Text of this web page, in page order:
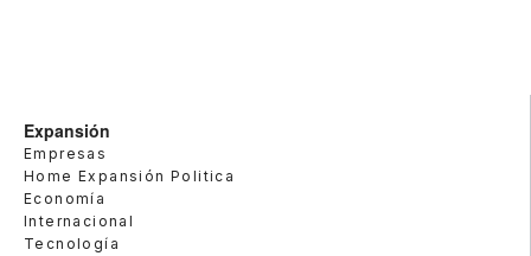
Expansión
Empresas
Home Expansión Politica
Economía
Internacional
Tecnología